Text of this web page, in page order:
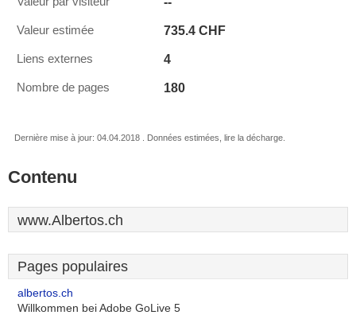
Valeur estimée 735.4 CHF
Liens externes 4
Nombre de pages 180
Dernière mise à jour: 04.04.2018 . Données estimées, lire la décharge.
Contenu
www.Albertos.ch
Pages populaires
albertos.ch
Willkommen bei Adobe GoLive 5